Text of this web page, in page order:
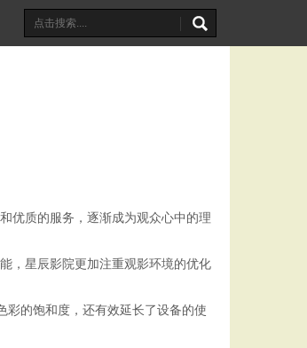
优质的服务，逐渐成为观众心中的理
，星辰影院更加注重观影环境的优化
彩的饱和度，还有效延长了设备的使